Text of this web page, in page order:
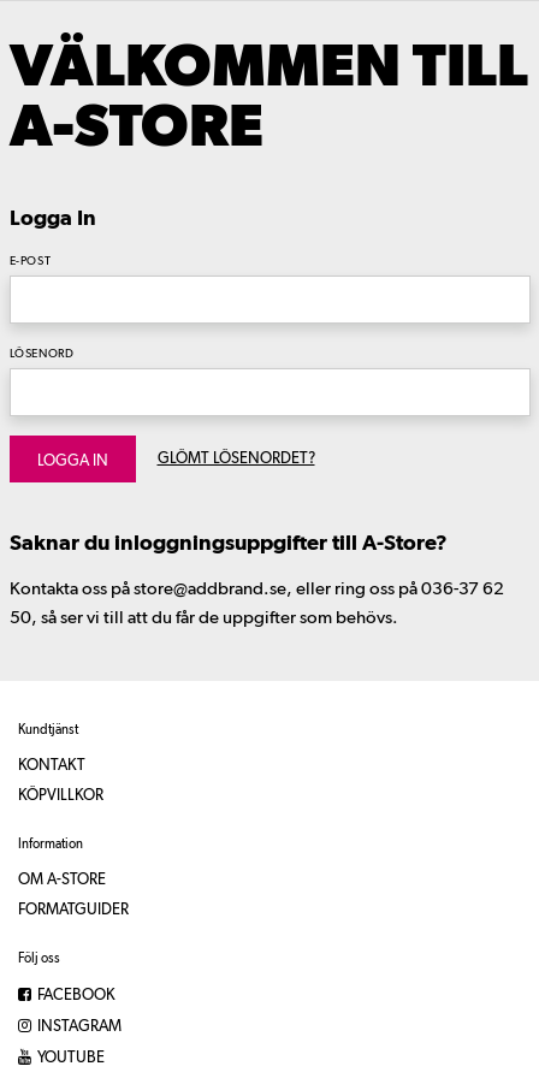
VÄLKOMMEN TILL
A-STORE
Logga In
E-POST
LÖSENORD
LOGGA IN GLÖMT LÖSENORDET?
Saknar du inloggningsuppgifter till A-Store?
Kontakta oss på store@addbrand.se, eller ring oss på 036-37 62
50, så ser vi till att du får de uppgifter som behövs.
Kundtjänst
KONTAKT
KÖPVILLKOR
Information
OM A-STORE
FORMATGUIDER
Följ oss
FACEBOOK
INSTAGRAM
YOUTUBE